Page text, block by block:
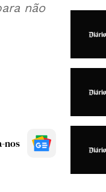
não
nos